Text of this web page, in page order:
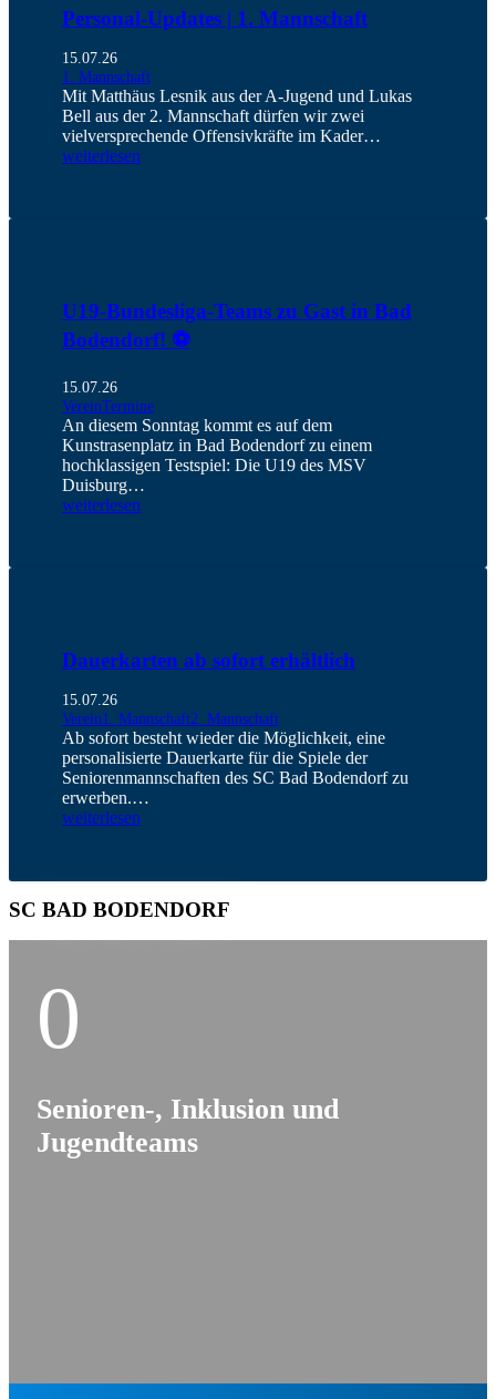
Personal-Updates | 1. Mannschaft
15.07.26
1. Mannschaft
Mit Matthäus Lesnik aus der A-Jugend und Lukas
Bell aus der 2. Mannschaft dürfen wir zwei
vielversprechende Offensivkräfte im Kader…
weiterlesen
U19-Bundesliga-Teams zu Gast in Bad
Bodendorf! ⚽️
15.07.26
VereinTermine
An diesem Sonntag kommt es auf dem
Kunstrasenplatz in Bad Bodendorf zu einem
hochklassigen Testspiel: Die U19 des MSV
Duisburg…
weiterlesen
Dauerkarten ab sofort erhältlich
15.07.26
Verein1. Mannschaft2. Mannschaft
Ab sofort besteht wieder die Möglichkeit, eine
personalisierte Dauerkarte für die Spiele der
Seniorenmannschaften des SC Bad Bodendorf zu
erwerben.…
weiterlesen
SC BAD BODENDORF
0
Senioren-, Inklusion und
Jugendteams